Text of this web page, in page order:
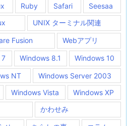
Ruby Safari
Seesaa
UNIX ターミナル関連
Fusion Webアプリ
7 Windows 8.1 Windows 10
NT
Windows Server 2003
Windows Vista
Windows XP
かわせみ